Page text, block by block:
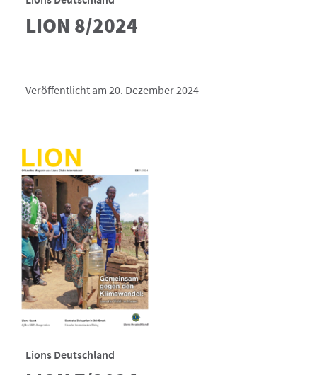
LION 8/2024
Veröffentlicht am 20. Dezember 2024
Lions Deutschland